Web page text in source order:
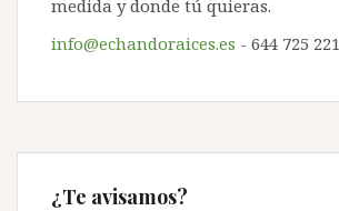
medida y donde tú quieras.
info@echandoraices.es - 644 725 221
¿Te avisamos?